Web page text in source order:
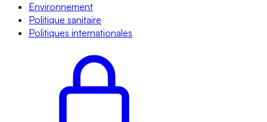
Environnement
Politique sanitaire
Politiques internationales